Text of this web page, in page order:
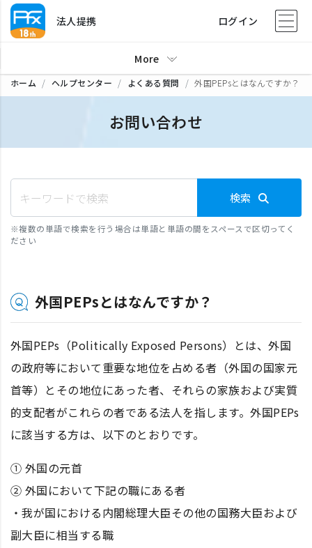
法人提携 ログイン
More
ホーム ヘルプセンター よくある質問 外国PEPsとはなんですか？
お問い合わせ
検索
※複数の単語で検索を行う場合は単語と単語の間をスペースで区切ってく
ださい
外国PEPsとはなんですか？
外国PEPs（Politically Exposed Persons）とは、外国
の政府等において重要な地位を占める者（外国の国家元
首等）とその地位にあった者、それらの家族および実質
的支配者がこれらの者である法人を指します。外国PEPs
に該当する方は、以下のとおりです。
① 外国の元首
② 外国において下記の職にある者
・我が国における内閣総理大臣その他の国務大臣および
副大臣に相当する職